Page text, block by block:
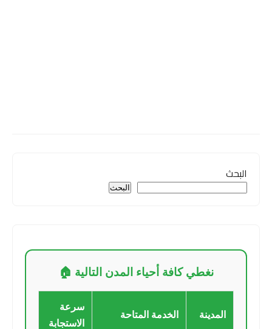
البحث
البحث
نغطي كافة أحياء المدن التالية 🏠
المدينة الخدمة المتاحة
سرعة
الاستجابة